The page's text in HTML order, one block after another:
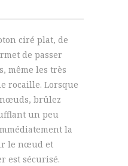
ciré plat, de
de passer
même les très
rocaille. Lorsque
brûlez
un peu
la
le nœud et
est sécurisé.